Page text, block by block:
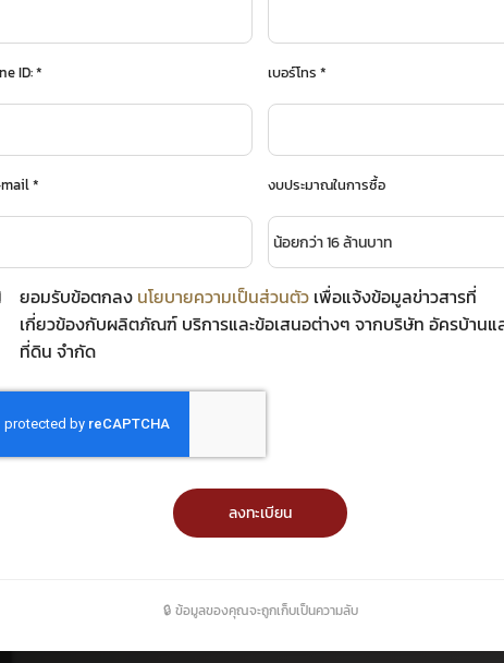
69
ร.ม. สำหรับครอบครัวที่ต้องการ
1 ล้านบาท*
ID:* เบอร์โทร *
* งบประมาณในการซื้อ
ยอมรับข้อตกลง นโยบายความเป็นส่วนตัวเพื่อแจ้งข้อมูลข่าวสารที่
เกี่ยวข้องกับผลิตภัณฑ์ บริการและข้อเสนอต่างๆ จากบริษัท อัครบ้านแ
ที่ดิน จำกัด
ลงทะเบียน
🔒 ข้อมูลของคุณจะถูกเก็บเป็นความลับ